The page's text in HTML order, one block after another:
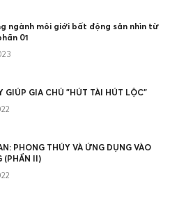
ngành môi giới bất động sản nhìn từ
01
GIÚP GIA CHỦ "HÚT TÀI HÚT LỘC"
PHONG THỦY VÀ ỨNG DỤNG VÀO
(PHẦN II)